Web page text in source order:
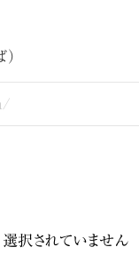
選択されていません